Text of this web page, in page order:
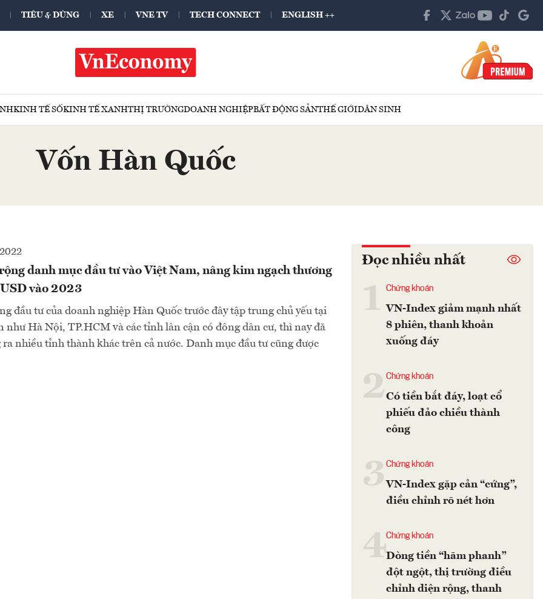
TIÊU & DÙNG XE VNE TV TECH CONNECT ENGLISH ++
KINH TẾ SỐKINH TẾ XANHTHỊ TRƯỜNGDOANH NGHIỆPBẤT ĐỘNG SẢNTHẾ GIỚIDÂN SINH
Vốn Hàn Quốc
danh mục đầu tư vào Việt Nam, nâng kim ngạch thương
vào 2023
đầu tư của doanh nghiệp Hàn Quốc trước đây tập trung chủ yếu tại
như Hà Nội, TP.HCM và các tỉnh lân cận có đông dân cư, thì nay đã
nhiều tỉnh thành khác trên cả nước. Danh mục đầu tư cũng được
Đọc nhiều nhất
Chứng khoán
VN-Index giảm mạnh nhất
8 phiên, thanh khoản
xuống đáy
2Chứng khoán
Có tiền bắt đáy, loạt cổ
phiếu đảo chiều thành
công
Chứng khoán
VN-Index gặp cản “cứng”,
điều chỉnh rõ nét hơn
4Chứng khoán
Dòng tiền “hãm phanh”
đột ngột, thị trường điều
chỉnh diện rộng, thanh